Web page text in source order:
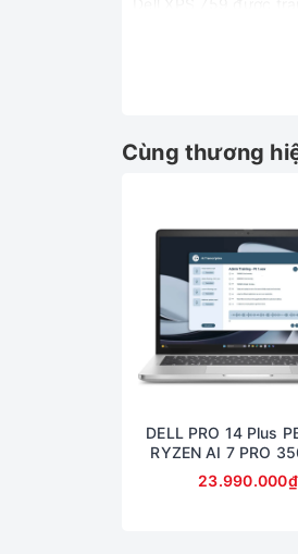
những tựa game
Dù là 1 Laptop
port with Power
Bàn phím
Bàn phím của Dell
thoải mái cho người
Phần touchpad
Cùng thương
DELL PRO 14 Plus
RYZEN AI 7 PRO
32GB SSD 512GB
RADEON 860M
23.990.000₫